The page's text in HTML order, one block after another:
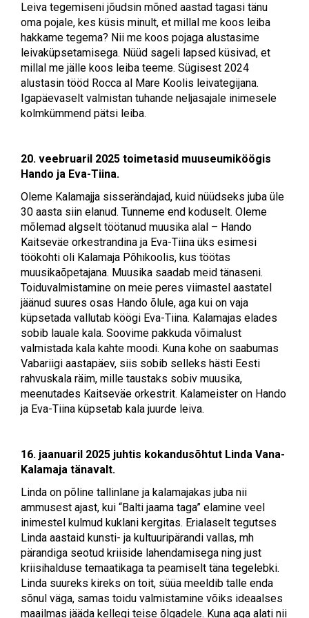
Leiva tegemiseni jõudsin mõned aastad tagasi tänu
oma pojale, kes küsis minult, et millal me koos leiba
hakkame tegema? Nii me koos pojaga alustasime
leivaküpsetamisega. Nüüd sageli lapsed küsivad, et
millal me jälle koos leiba teeme. Sügisest 2024
alustasin tööd Rocca al Mare Koolis leivategijana.
Igapäevaselt valmistan tuhande neljasajale inimesele
kolmkümmend pätsi leiba.
20. veebruaril 2025 toimetasid muuseumiköögis
Hando ja Eva-Tiina.
Oleme Kalamajja sisserändajad, kuid nüüdseks juba üle
30 aasta siin elanud. Tunneme end koduselt. Oleme
mõlemad algselt töötanud muusika alal – Hando
Kaitseväe orkestrandina ja Eva-Tiina üks esimesi
töökohti oli Kalamaja Põhikoolis, kus töötas
muusikaõpetajana. Muusika saadab meid tänaseni.
Toiduvalmistamine on meie peres viimastel aastatel
jäänud suures osas Hando õlule, aga kui on vaja
küpsetada vallutab köögi Eva-Tiina. Kalamajas elades
sobib lauale kala. Soovime pakkuda võimalust
valmistada kala kahte moodi. Kuna kohe on saabumas
Vabariigi aastapäev, siis sobib selleks hästi Eesti
rahvuskala räim, mille taustaks sobiv muusika,
meenutades Kaitseväe orkestrit. Kalameister on Hando
ja Eva-Tiina küpsetab kala juurde leiva.
16. jaanuaril 2025 juhtis kokandusõhtut Linda Vana-
Kalamaja tänavalt.
Linda on põline tallinlane ja kalamajakas juba nii
ammusest ajast, kui “Balti jaama taga” elamine veel
inimestel kulmud kuklani kergitas. Erialaselt tegutses
Linda aastaid kunsti- ja kultuuripärandi vallas, mh
pärandiga seotud kriiside lahendamisega ning just
kriisihalduse temaatikaga ta peamiselt täna tegelebki.
Linda suureks kireks on toit, süüa meeldib talle enda
sõnul väga, samas toidu valmistamine võiks ideaalses
maailmas jääda kellegi teise õlgadele. Kuna aga alati nii